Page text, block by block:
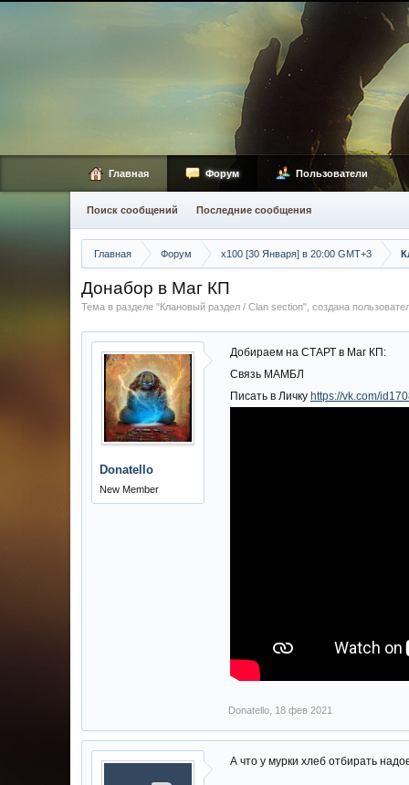
Главная Форум х100 [30 Января] в 20:00 GMT+3
Донабор в Маг КП
Тема в разделе "Клановый раздел / Сlan section", создана
Donatello
New Member
Добираем на СТАРТ в Маг КП:
Связь МАМБЛ
Писать в Личку https://vk.com/
Donatello 18 фев 2021
А что у мурки хлеб отбирать
Главная Форум
Поиск сообщений Последние сообщения
Пользователи